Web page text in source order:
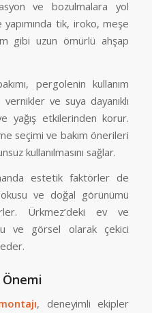
ve bozulmalara yol
tik, iroko, meşe
gibi uzun ömürlü ahşap
pergolenin kullanım
ve suya dayanıklı
yağış etkilerinden korur.
seçimi ve bakım önerileri
kullanılmasını sağlar.
estetik faktörler de
ve doğal görünümü
Ürkmez’deki ev ve
ve görsel olarak çekici
, deneyimli ekipler